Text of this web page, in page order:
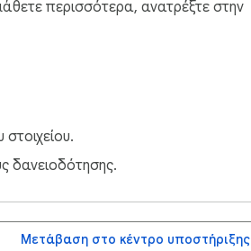
περισσότερα, ανατρέξτε στην
δανειοδότησης.
Μετάβαση στο κέντρο υποστήριξης